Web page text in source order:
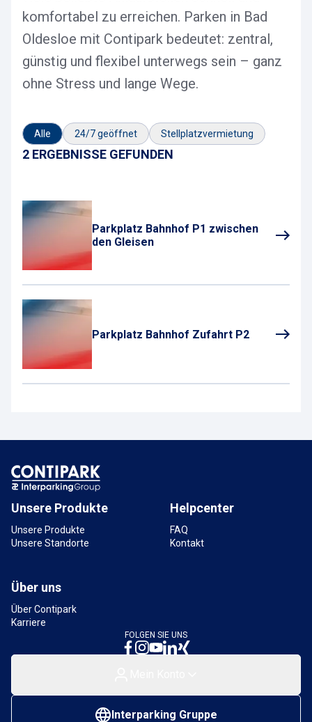
komfortabel zu erreichen. Parken in Bad
Oldesloe mit Contipark bedeutet: zentral,
günstig und flexibel unterwegs sein – ganz
ohne Stress und lange Wege.
Alle 24/7 geöffnet Stellplatzvermietung
2 ERGEBNISSE GEFUNDEN
Parkplatz Bahnhof P1 zwischen
den Gleisen
Parkplatz Bahnhof Zufahrt P2
Unsere Produkte
Unsere Produkte
Unsere Standorte
Helpcenter
FAQ
Kontakt
Über uns
Über Contipark
Karriere
FOLGEN SIE UNS
Interparking Gruppe